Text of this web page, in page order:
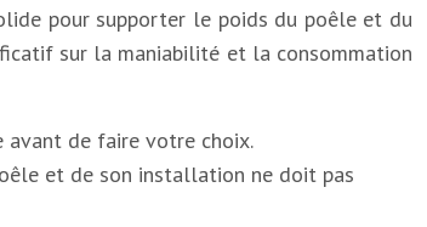
pour supporter le poids du poêle et du
sur la maniabilité et la consommation
avant de faire votre choix.
et de son installation ne doit pas